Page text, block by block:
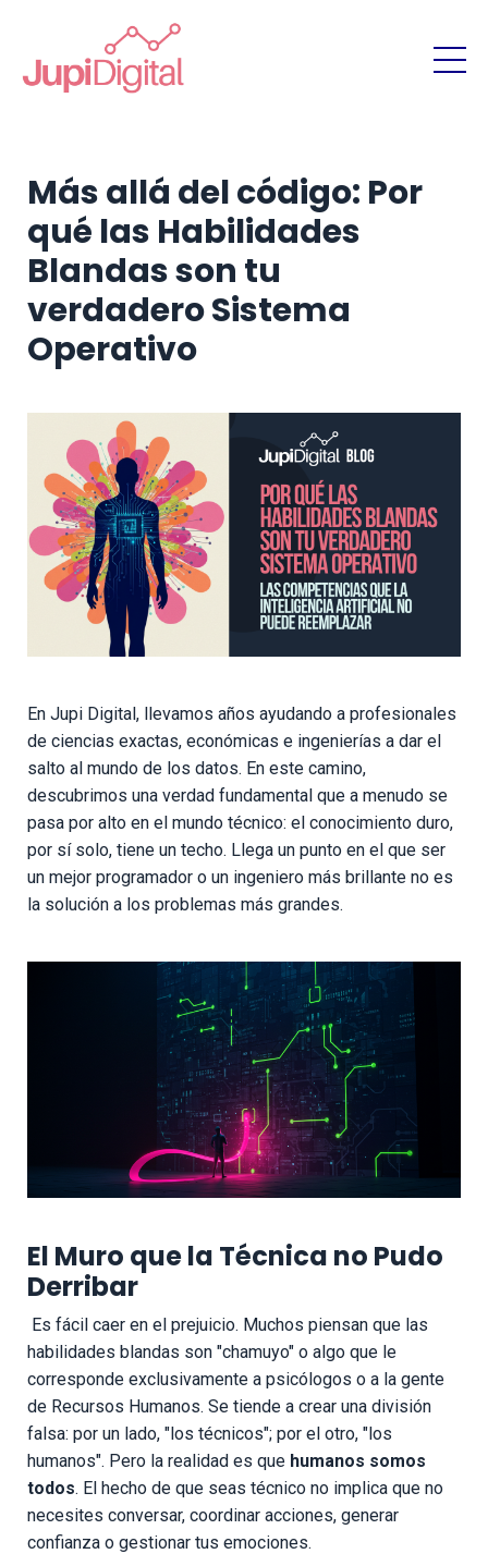
Más allá del código: Por
qué las Habilidades
Blandas son tu
verdadero Sistema
Operativo
En Jupi Digital, llevamos años ayudando a profesionales
de ciencias exactas, económicas e ingenierías a dar el
salto al mundo de los datos. En este camino,
descubrimos una verdad fundamental que a menudo se
pasa por alto en el mundo técnico: el conocimiento duro,
por sí solo, tiene un techo. Llega un punto en el que ser
un mejor programador o un ingeniero más brillante no es
la solución a los problemas más grandes.
El Muro que la Técnica no Pudo
Derribar
Es fácil caer en el prejuicio. Muchos piensan que las
habilidades blandas son "chamuyo" o algo que le
corresponde exclusivamente a psicólogos o a la gente
de Recursos Humanos. Se tiende a crear una división
falsa: por un lado, "los técnicos"; por el otro, "los
humanos". Pero la realidad es que humanos somos
todos. El hecho de que seas técnico no implica que no
necesites conversar, coordinar acciones, generar
confianza o gestionar tus emociones.